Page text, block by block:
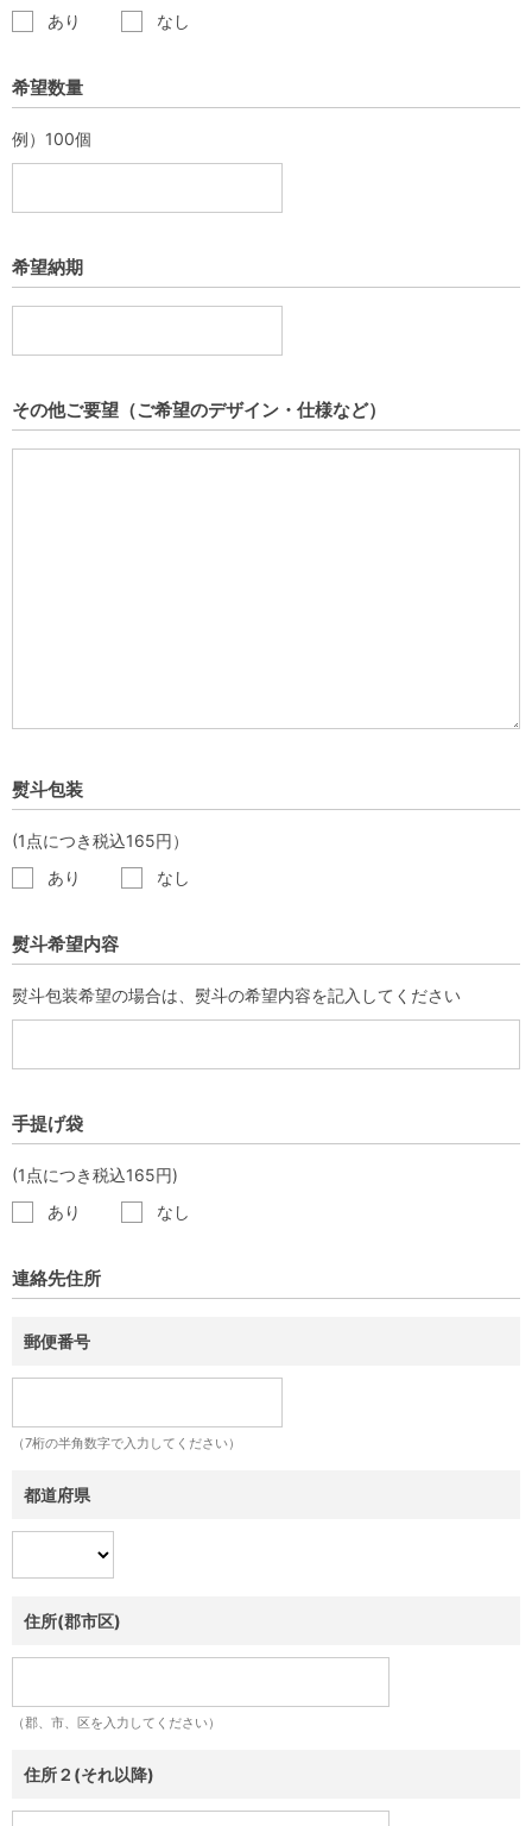
あり なし
希望数量
例）100個
希望納期
その他ご要望（ご希望のデザイン・仕様など）
熨斗包装
(1点につき税込165円）
あり
なし
熨斗希望内容
熨斗包装希望の場合は、熨斗の希望内容を記入してください
手提げ袋
(1点につき税込165円)
あり
なし
連絡先住所
郵便番号
（7桁の半角数字で入力してください）
都道府県
住所(郡市区)
（郡、市、区を入力してください）
住所２(それ以降)